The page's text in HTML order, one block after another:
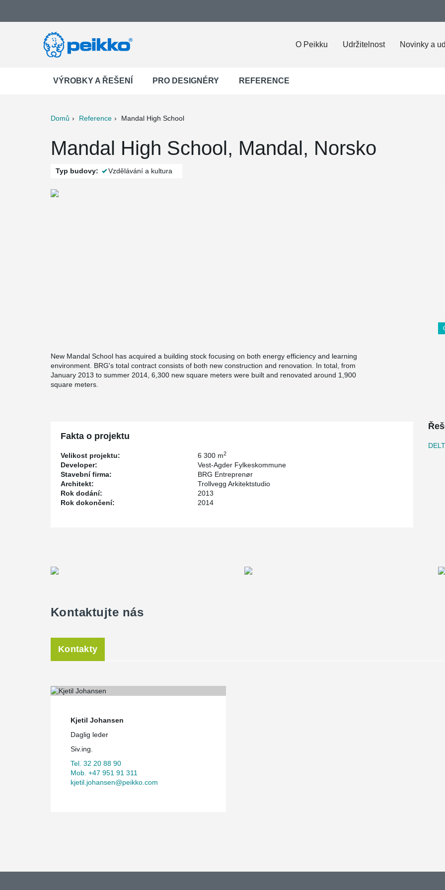
O Peikku Udržitelnost Novinky a
VÝROBKY A ŘEŠENÍ PRO DESIGNÉRY REFERENCE
Domů Reference Mandal High School
Mandal High School, Mandal, Norsko
Typ budovy: Vzdělávání a kultura
New Mandal School has acquired a building stock focusing on both energy efficiency and learning
environment. BRG's total contract consists of both new construction and renovation. In total, from
January 2013 to summer 2014, 6,300 new square meters were built and renovated around 1,900
square meters.
Fakta o projektu
Velikost projektu: 6 300 m2
Developer:
Vest-Agder Fylkeskommune
Stavební firma:
BRG Entreprenør
Architekt:
Trollvegg Arkitektstudio
Rok dodání:
2013
Rok dokončení:
2014
Kontaktujte nás
Kontakty
Kjetil Johansen
Daglig leder
Siv.ing.
Tel. 32 20 88 90
Mob. +47 951 91 311
kjetil.johansen@peikko.com